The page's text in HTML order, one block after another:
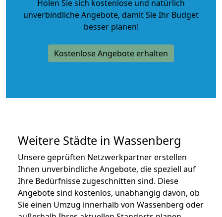
Holen Sie sich kostenlose und natürlich
unverbindliche Angebote, damit Sie Ihr Budget
besser planen!
Kostenlose Angebote erhalten
Weitere Städte in Wassenberg
Unsere geprüften Netzwerkpartner erstellen
Ihnen unverbindliche Angebote, die speziell auf
Ihre Bedürfnisse zugeschnitten sind. Diese
Angebote sind kostenlos, unabhängig davon, ob
Sie einen Umzug innerhalb von Wassenberg oder